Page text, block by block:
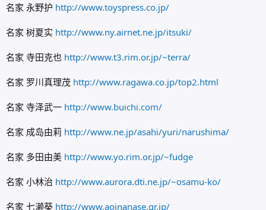
名家 永野护 http://www.toyspress.co.jp/
名家 树夏实 http://www.ny.airnet.ne.jp/itsuki/
名家 寺田克也 http://www.t3.rim.or.jp/~terra/
名家 罗川真理茂 http://www.ragawa.co.jp/top2.html
名家 寺泽武一 http://www.buichi.com/
名家 成岛由莉 http://www.ne.jp/asahi/yuri/narushima/
名家 多田由美 http://www.yo.rim.or.jp/~fudge
名家 小林治 http://www.aurora.dti.ne.jp/~osamu-ko/
名家 七濑葵 http://www.aoinanase.gr.jp/